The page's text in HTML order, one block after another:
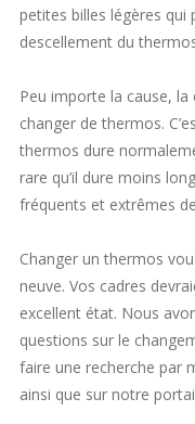
petites billes légères qui
descellement du
Peu importe la cause,
changer de thermos.
thermos dure
rare qu’il dure moins
fréquents et extrêmes
Changer un thermos
neuve. Vos cadres
excellent état. Nous
questions sur le
faire une recherche par
ainsi que sur notre